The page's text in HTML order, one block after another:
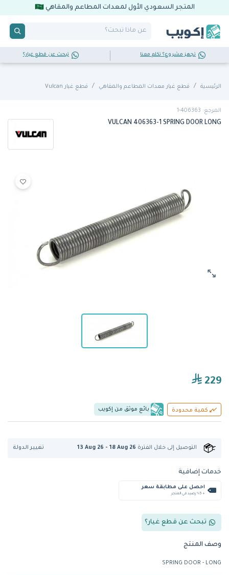
المتجر السعودي الأول لمعدات المطاعم والمقاهي
تجهز مشروع؟ تكلم معنا تبحث عن قطع غيار؟
الرئيسية قطع غيار معدات المطاعم والمقاهي قطع غيار Vulcan
المرجع: 406363-1
VULCAN 406363-1 SPRING DOOR LONG
229
كمية محدودة بائع موثق من إكويب
التوصيل إلى خلال الفترة 13 Aug 26 - 18 Aug 26 تغيير الدولة
خدمات إضافية
احصل على مطابقة سعر
+ %5 رصيد في المتجر
تبحث عن قطع غيار؟
وصف المنتج
SPRING DOOR - LONG